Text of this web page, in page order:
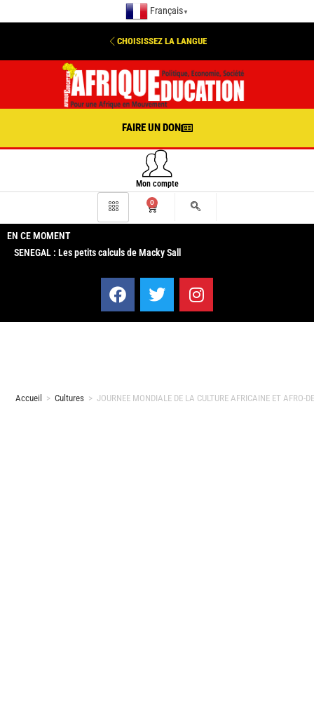
Français ▼
CHOISISSEZ LA LANGUE
FAIRE UN DON
Mon compte
0
EN CE MOMENT
SENEGAL : Les petits calculs de Macky Sall
Accueil > Cultures > JOURNEE MONDIALE DE LA CULTURE AFRICAINE ET